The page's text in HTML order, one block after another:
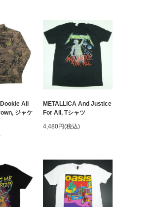
All
ジャケ
METALLICA And Justice
For All, Tシャツ
4,480円(税込)